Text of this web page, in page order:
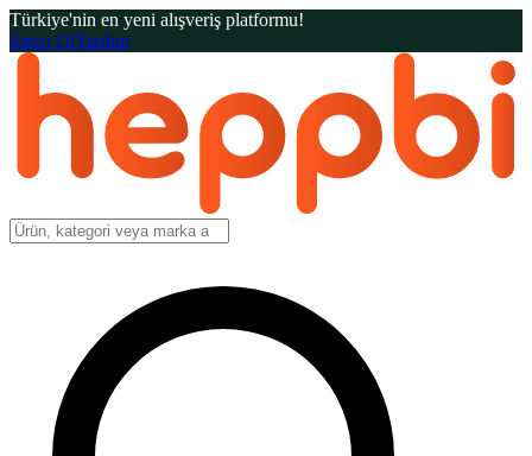
Türkiye'nin en yeni alışveriş platformu!
Satıcı OlYardım